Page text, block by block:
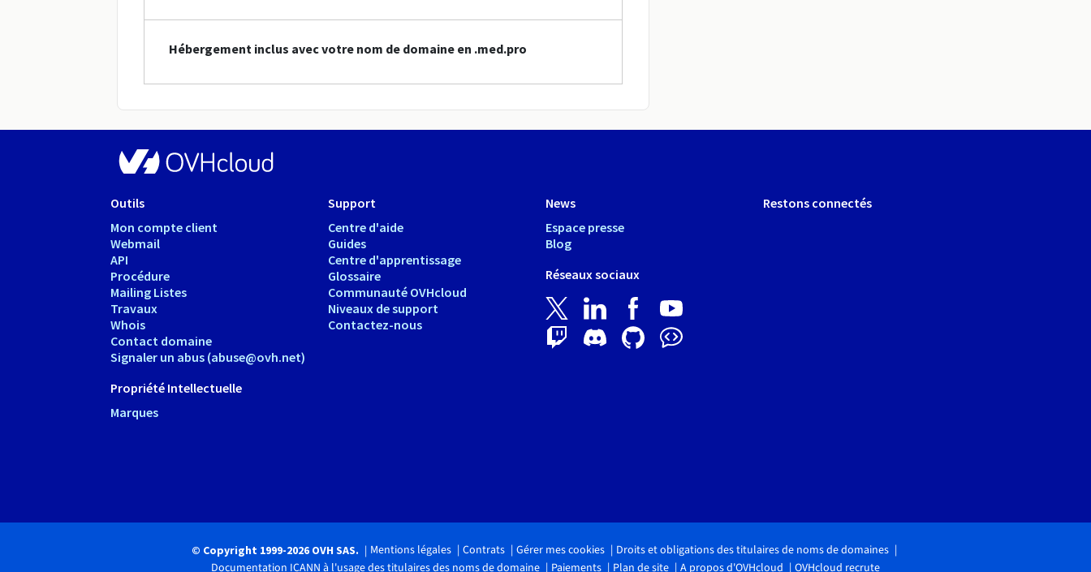
Hébergement inclus avec votre nom de domaine en .med.pro
Outils
Mon compte client
Webmail
API
Procédure
Mailing Listes
Travaux
Whois
Contact domaine
Signaler un abus (abuse@ovh.net)
Propriété Intellectuelle
Marques
Support
Centre d'aide
Guides
Centre d'apprentissage
Glossaire
Communauté OVHcloud
Niveaux de support
Contactez-nous
News
Espace presse
Blog
Réseaux sociaux
Restons connectés
© Copyright 1999-2026 OVH SAS. Mentions légales Contrats Gérer mes cookies
Droits et obligations des titulaires de noms de domaines
Documentation ICANN à l'usage des titulaires des noms de domaine
Paiements Plan de site A propos d'OVHcloud OVHcloud recrute